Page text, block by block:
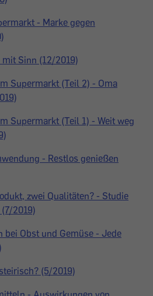
- Marke gegen
Sinn (12/2019)
Supermarkt (Teil 2) - Oma
Supermarkt (Teil 1) - Weit weg
- Restlos genießen
zwei Qualitäten? - Studie
2019)
bei Obst und Gemüse - Jede
(5/2019)